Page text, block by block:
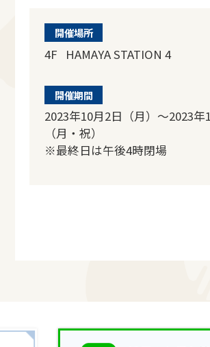
開催場所
4F HAMAYA STATION 4
開催期間
2023年10月2日（月）～2023年
（月・祝）
※最終日は午後4時閉場